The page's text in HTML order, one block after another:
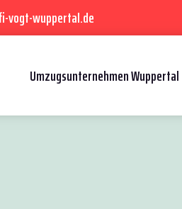
vogt-wuppertal.de
Umzugsunternehmen Wuppertal